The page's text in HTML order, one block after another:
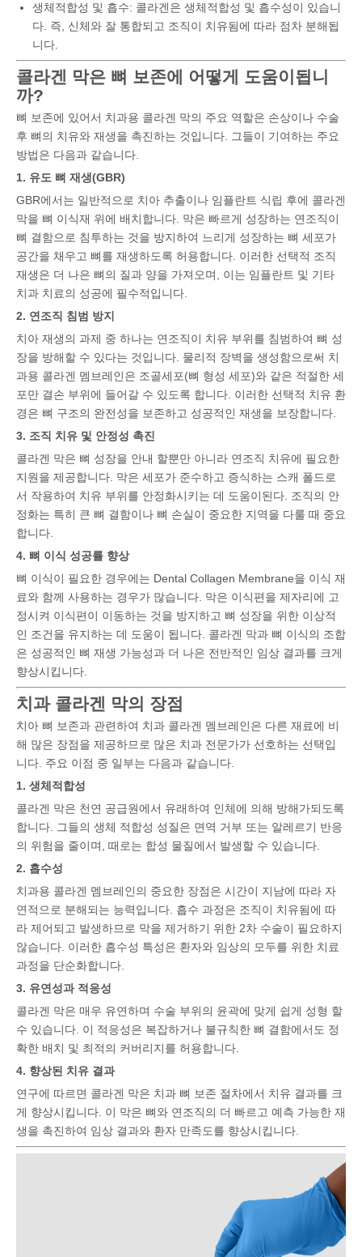
생체적합성 및 흡수: 콜라겐은 생체적합성 및 흡수성이 있습니
다. 즉, 신체와 잘 통합되고 조직이 치유됨에 따라 점차 분해됩
니다.
콜라겐 막은 뼈 보존에 어떻게 도움이됩니
까?
뼈 보존에 있어서 치과용 콜라겐 막의 주요 역할은 손상이나 수술
후 뼈의 치유와 재생을 촉진하는 것입니다. 그들이 기여하는 주요
방법은 다음과 같습니다.
1. 유도 뼈 재생(GBR)
GBR에서는 일반적으로 치아 추출이나 임플란트 식립 후에 콜라겐
막을 뼈 이식재 위에 배치합니다. 막은 빠르게 성장하는 연조직이
뼈 결함으로 침투하는 것을 방지하여 느리게 성장하는 뼈 세포가
공간을 채우고 뼈를 재생하도록 허용합니다. 이러한 선택적 조직
재생은 더 나은 뼈의 질과 양을 가져오며, 이는 임플란트 및 기타
치과 치료의 성공에 필수적입니다.
2. 연조직 침범 방지
치아 재생의 과제 중 하나는 연조직이 치유 부위를 침범하여 뼈 성
장을 방해할 수 있다는 것입니다. 물리적 장벽을 생성함으로써 치
과용 콜라겐 멤브레인은 조골세포(뼈 형성 세포)와 같은 적절한 세
포만 결손 부위에 들어갈 수 있도록 합니다. 이러한 선택적 치유 환
경은 뼈 구조의 완전성을 보존하고 성공적인 재생을 보장합니다.
3. 조직 치유 및 안정성 촉진
콜라겐 막은 뼈 성장을 안내 할뿐만 아니라 연조직 치유에 필요한
지원을 제공합니다. 막은 세포가 준수하고 증식하는 스캐 폴드로
서 작용하여 치유 부위를 안정화시키는 데 도움이된다. 조직의 안
정화는 특히 큰 뼈 결함이나 뼈 손실이 중요한 지역을 다룰 때 중요
합니다.
4. 뼈 이식 성공률 향상
뼈 이식이 필요한 경우에는 Dental Collagen Membrane을 이식 재
료와 함께 사용하는 경우가 많습니다. 막은 이식편을 제자리에 고
정시켜 이식편이 이동하는 것을 방지하고 뼈 성장을 위한 이상적
인 조건을 유지하는 데 도움이 됩니다. 콜라겐 막과 뼈 이식의 조합
은 성공적인 뼈 재생 가능성과 더 나은 전반적인 임상 결과를 크게
향상시킵니다.
치과 콜라겐 막의 장점
치아 뼈 보존과 관련하여 치과 콜라겐 멤브레인은 다른 재료에 비
해 많은 장점을 제공하므로 많은 치과 전문가가 선호하는 선택입
니다. 주요 이점 중 일부는 다음과 같습니다.
1. 생체적합성
콜라겐 막은 천연 공급원에서 유래하여 인체에 의해 방해가되도록
합니다. 그들의 생체 적합성 성질은 면역 거부 또는 알레르기 반응
의 위험을 줄이며, 때로는 합성 물질에서 발생할 수 있습니다.
2. 흡수성
치과용 콜라겐 멤브레인의 중요한 장점은 시간이 지남에 따라 자
연적으로 분해되는 능력입니다. 흡수 과정은 조직이 치유됨에 따
라 제어되고 발생하므로 막을 제거하기 위한 2차 수술이 필요하지
않습니다. 이러한 흡수성 특성은 환자와 임상의 모두를 위한 치료
과정을 단순화합니다.
3. 유연성과 적응성
콜라겐 막은 매우 유연하며 수술 부위의 윤곽에 맞게 쉽게 성형 할
수 있습니다. 이 적응성은 복잡하거나 불규칙한 뼈 결함에서도 정
확한 배치 및 최적의 커버리지를 허용합니다.
4. 향상된 치유 결과
연구에 따르면 콜라겐 막은 치과 뼈 보존 절차에서 치유 결과를 크
게 향상시킵니다. 이 막은 뼈와 연조직의 더 빠르고 예측 가능한 재
생을 촉진하여 임상 결과와 환자 만족도를 향상시킵니다.